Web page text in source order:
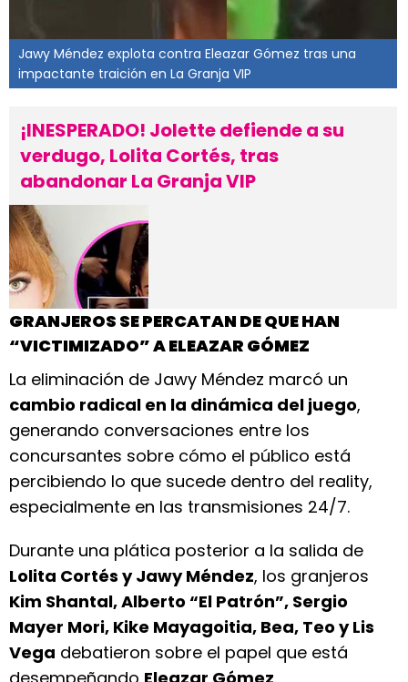
Jawy Méndez explota contra Eleazar Gómez tras una
impactante traición en La Granja VIP
¡INESPERADO! Jolette defiende a su
verdugo, Lolita Cortés, tras
abandonar La Granja VIP
GRANJEROS SE PERCATAN DE QUE HAN
“VICTIMIZADO” A ELEAZAR GÓMEZ
La eliminación de Jawy Méndez marcó un
cambio radical en la dinámica del juego,
generando conversaciones entre los
concursantes sobre cómo el público está
percibiendo lo que sucede dentro del reality,
especialmente en las transmisiones 24/7.
Durante una plática posterior a la salida de
Lolita Cortés y Jawy Méndez, los granjeros
Kim Shantal, Alberto “El Patrón”, Sergio
Mayer Mori, Kike Mayagoitia, Bea, Teo y Lis
Vega debatieron sobre el papel que está